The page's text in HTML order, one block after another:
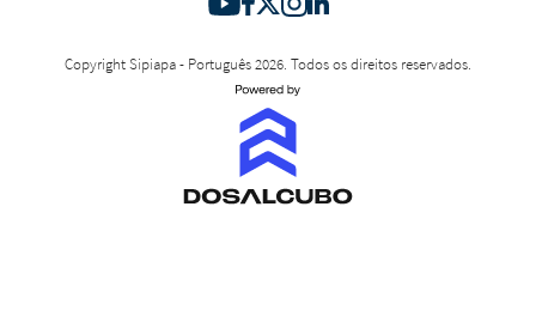
Copyright Sipiapa - Português 2026. Todos os direitos reservados.